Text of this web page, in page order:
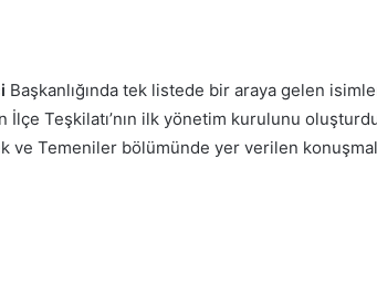
Başkanlığında tek listede bir araya gelen
İlçe Teşkilatı’nın ilk yönetim kurulunu
ve Temeniler bölümünde yer verilen